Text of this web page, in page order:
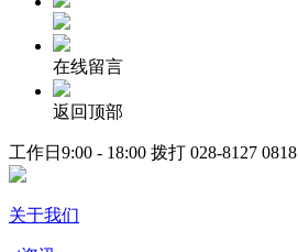
在线留言
返回顶部
工作日9:00 - 18:00 拨打 028-8127 0818
关于我们